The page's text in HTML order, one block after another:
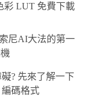
彩 LUT 免費下載
尼AI大法的第一
? 先來了解一下
碼格式